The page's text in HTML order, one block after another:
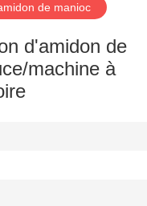
de manioc
d'amidon de
machine à